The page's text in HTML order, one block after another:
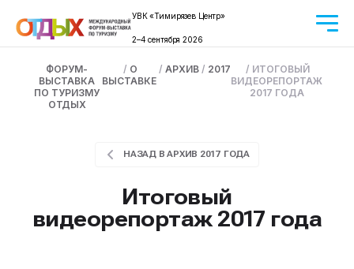
УВК «Тимирязев Центр»
2–4 сентября 2026
ФОРУМ-
ВЫСТАВКА
ПО ТУРИЗМУ
ОТДЫХ
/ О
ВЫСТАВКЕ
/ АРХИВ / 2017 / ИТОГОВЫЙ
ВИДЕОРЕПОРТАЖ
2017 ГОДА
НАЗАД В АРХИВ 2017 ГОДА
Итоговый
видеорепортаж 2017 года